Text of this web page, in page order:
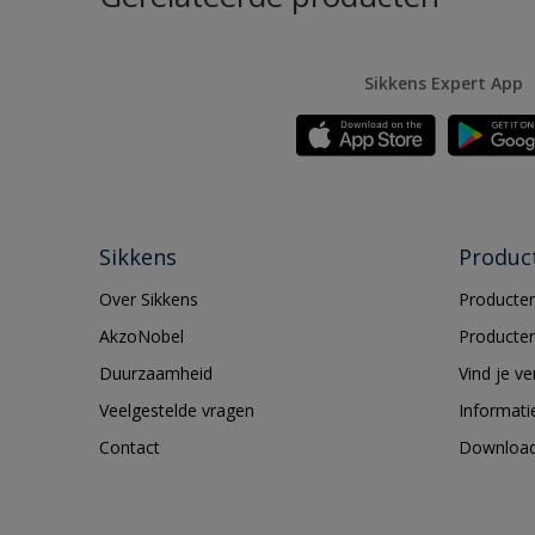
Sikkens Expert App
Sikkens
Over Sikkens
AkzoNobel
Duurzaamheid
Veelgestelde vragen
Contact
Vind je